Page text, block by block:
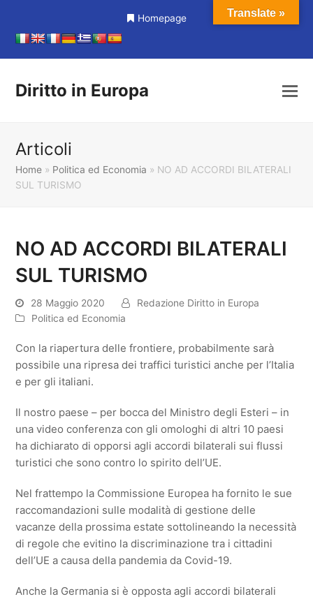
Homepage
Diritto in Europa
Articoli
Home » Politica ed Economia » NO AD ACCORDI BILATERALI
SUL TURISMO
NO AD ACCORDI BILATERALI
SUL TURISMO
28 Maggio 2020
Redazione Diritto in Europa
Politica ed Economia
Con la riapertura delle frontiere, probabilmente sarà
possibile una ripresa dei traffici turistici anche per l’Italia
e per gli italiani.
Il nostro paese – per bocca del Ministro degli Esteri – in
una video conferenza con gli omologhi di altri 10 paesi
ha dichiarato di opporsi agli accordi bilaterali sui flussi
turistici che sono contro lo spirito dell’UE.
Nel frattempo la Commissione Europea ha fornito le sue
raccomandazioni sulle modalità di gestione delle
vacanze della prossima estate sottolineando la necessità
di regole che evitino la discriminazione tra i cittadini
dell’UE a causa della pandemia da Covid-19.
Anche la Germania si è opposta agli accordi bilaterali
Translate »